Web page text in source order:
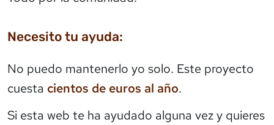
Necesito tu ayuda:
No puedo mantenerlo yo solo. Este proyecto
cuesta cientos de euros al año.
Si esta web te ha ayudado alguna vez y quieres